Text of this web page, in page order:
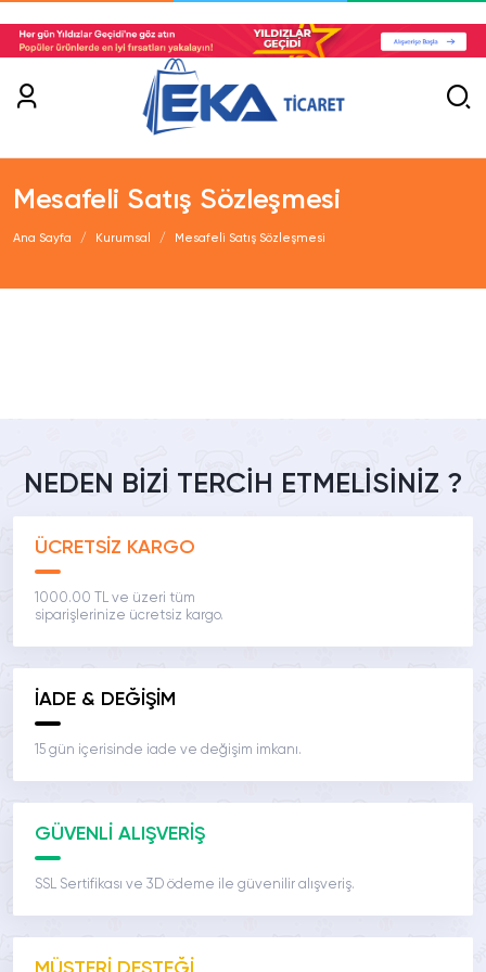
Mesafeli Satış Sözleşmesi
Ana Sayfa Kurumsal Mesafeli Satış Sözleşmesi
NEDEN BİZİ TERCİH ETMELİSİNİZ ?
ÜCRETSİZ KARGO
1000.00 TL ve üzeri tüm
siparişlerinize ücretsiz kargo.
İADE & DEĞİŞİM
15 gün içerisinde iade ve değişim imkanı.
GÜVENLİ ALIŞVERİŞ
SSL Sertifikası ve 3D ödeme ile güvenilir alışveriş.